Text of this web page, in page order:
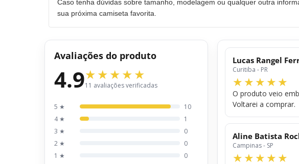
Caso tenha dúvidas sobre tamanho, modelagem ou qualquer outra
sua próxima camiseta favorita.
Avaliações do produto
4.911 avaliações verificadas
5 ★
10
4 ★
1
3 ★
0
2 ★
0
1 ★
0
Lucas Rangel
Curitiba - PR
O produto veio
Voltarei a comprar.
Aline Batista
Campinas - SP